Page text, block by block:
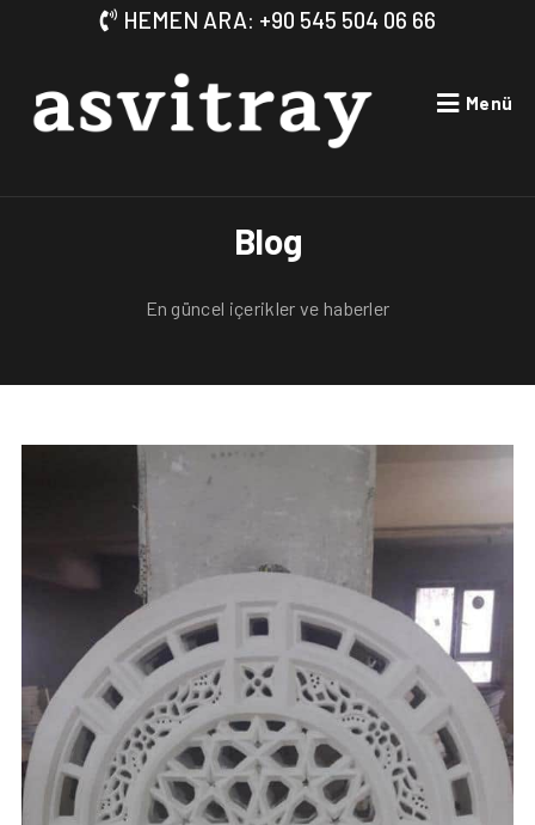
HEMEN ARA: +90 545 504 06 66
Menü
Blog
En güncel içerikler ve haberler